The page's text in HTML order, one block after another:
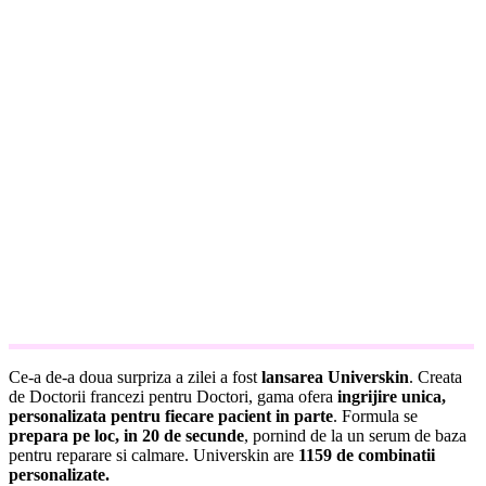
Ce-a de-a doua surpriza a zilei a fost lansarea Universkin. Creata
de Doctorii francezi pentru Doctori, gama ofera ingrijire unica,
personalizata pentru fiecare pacient in parte. Formula se
prepara pe loc, in 20 de secunde, pornind de la un serum de baza
pentru reparare si calmare. Universkin are 1159 de combinatii
personalizate.